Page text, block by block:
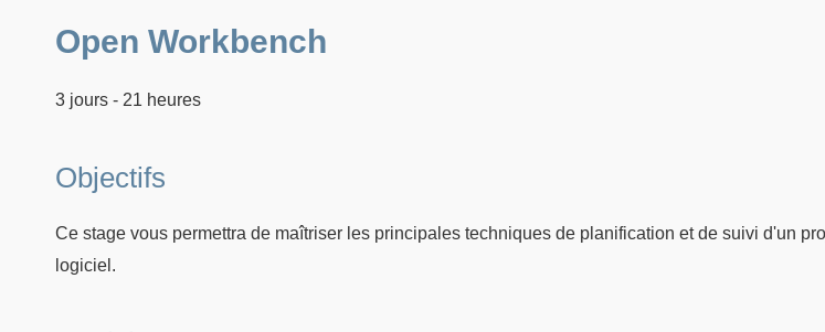
Open Workbench
3 jours - 21 heures
Objectifs
Ce stage vous permettra de maîtriser les principales techniques de planification et de suivi d'un
logiciel.